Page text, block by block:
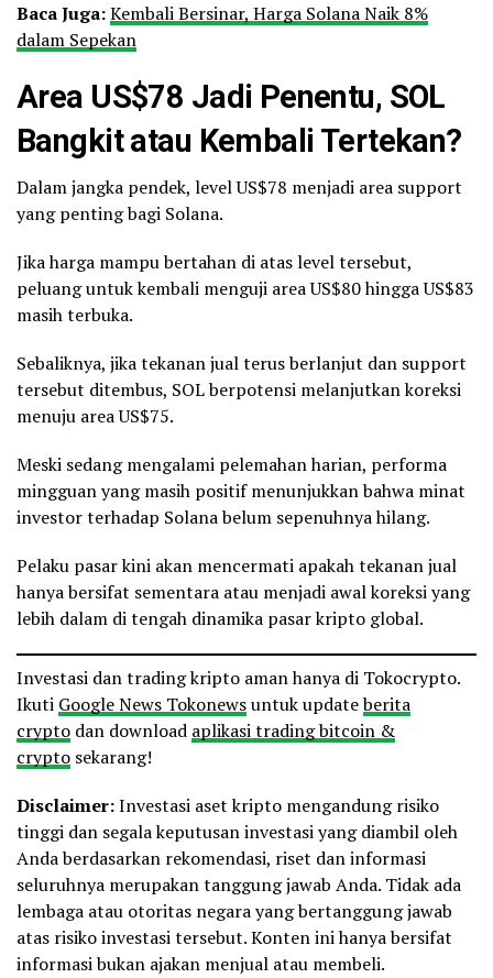
Baca Juga:Kembali Bersinar, Harga Solana Naik 8%
dalam Sepekan
Area US$78 Jadi Penentu, SOL
Bangkit atau Kembali Tertekan?
Dalam jangka pendek, level US$78 menjadi area support
yang penting bagi Solana.
Jika harga mampu bertahan di atas level tersebut,
peluang untuk kembali menguji area US$80 hingga US$83
masih terbuka.
Sebaliknya, jika tekanan jual terus berlanjut dan support
tersebut ditembus, SOL berpotensi melanjutkan koreksi
menuju area US$75.
Meski sedang mengalami pelemahan harian, performa
mingguan yang masih positif menunjukkan bahwa minat
investor terhadap Solana belum sepenuhnya hilang.
Pelaku pasar kini akan mencermati apakah tekanan jual
hanya bersifat sementara atau menjadi awal koreksi yang
lebih dalam di tengah dinamika pasar kripto global.
Investasi dan trading kripto aman hanya di Tokocrypto.
Ikuti Google News Tokonewsuntuk updateberita
crypto dan download aplikasi trading bitcoin &
crypto sekarang!
Disclaimer:Investasi aset kripto mengandung risiko
tinggi dan segala keputusan investasi yang diambil oleh
Anda berdasarkan rekomendasi, riset dan informasi
seluruhnya merupakan tanggung jawab Anda. Tidak ada
lembaga atau otoritas negara yang bertanggung jawab
atas risiko investasi tersebut. Konten ini hanya bersifat
informasi bukan ajakan menjual atau membeli.